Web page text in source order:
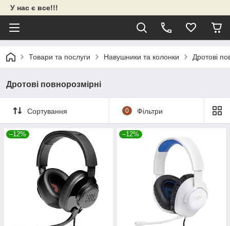
У нас є все!!!
Товари та послуги Навушники та колонки Дротові
Дротові повнорозмірні
Сортування 0 Фільтри
–12% –12%